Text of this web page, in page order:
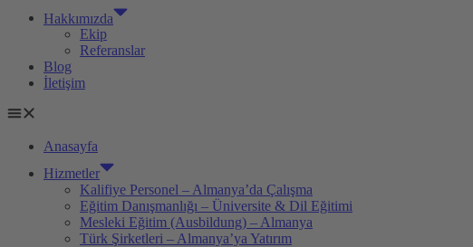
Hakkımızda
Ekip
Referanslar
Blog
İletişim
Anasayfa
Hizmetler
Kalifiye Personel – Almanya’da Çalışma
Eğitim Danışmanlığı – Üniversite & Dil Eğitimi
Mesleki Eğitim (Ausbildung) – Almanya
Türk Şirketleri – Almanya’ya Yatırım